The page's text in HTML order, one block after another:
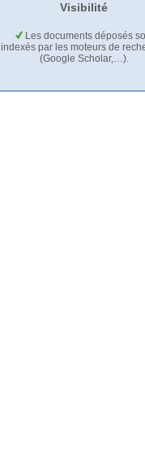
Visibilité
Les documents déposés
indexés par les moteurs de
(Google Scholar,…).